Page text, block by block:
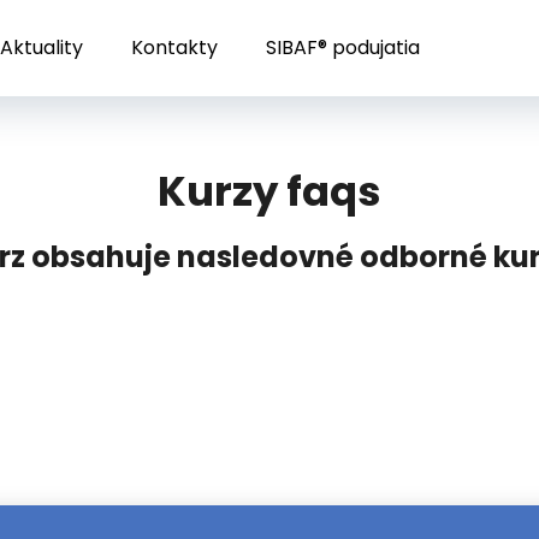
Aktuality Kontakty SIBAF® podujatia
Kurzy faqs
obsahuje nasledovné odborné
HĽADAŤ